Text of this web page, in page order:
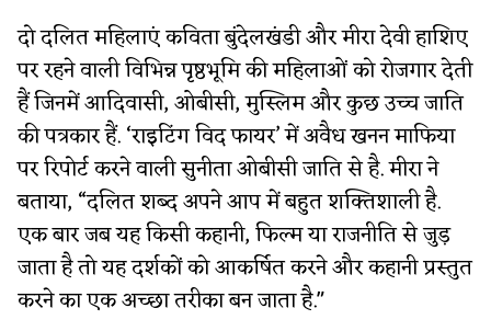
दो दलित महिलाएं कविता बुंदेलखंडी और मीरा देवी हाशिए
पर रहने वाली विभिन्न पृष्ठभूमि की महिलाओं को रोजगार देती
हैं जिनमें आदिवासी, ओबीसी, मुस्लिम और कुछ उच्च जाति
की पत्रकार हैं. ‘राइटिंग विद फायर’ में अवैध खनन माफिया
पर रिपोर्ट करने वाली सुनीता ओबीसी जाति से है. मीरा ने
बताया, “दलित शब्द अपने आप में बहुत शक्तिशाली है.
एक बार जब यह किसी कहानी, फिल्म या राजनीति से जुड़
जाता है तो यह दर्शकों को आकर्षित करने और कहानी प्रस्तुत
करने का एक अच्छा तरीका बन जाता है."